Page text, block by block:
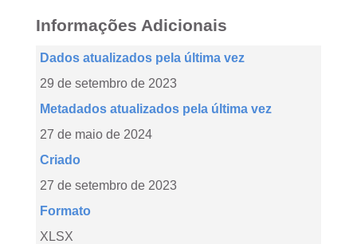
Informações Adicionais
Dados atualizados pela última vez
29 de setembro de 2023
Metadados atualizados pela última vez
27 de maio de 2024
Criado
27 de setembro de 2023
Formato
XLSX